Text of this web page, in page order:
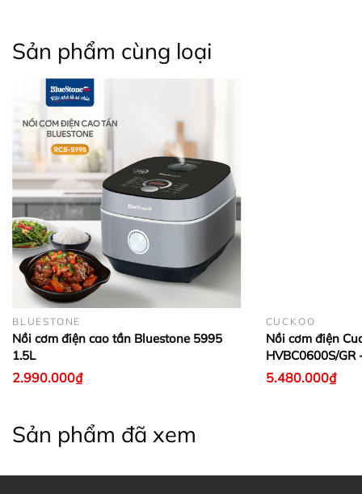
Sản phẩm cùng loại
BLUESTONE
Nồi cơm điện cao tần Bluestone 5995
1.5L
2.990.000₫
CUCKOO
Nồi cơm điện
HVBC0600S/GR
5.480.000₫
Sản phẩm đã xem